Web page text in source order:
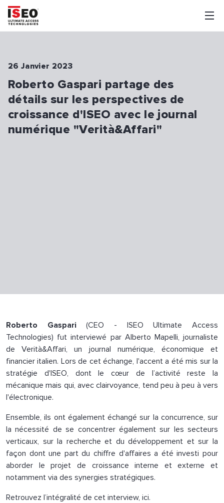
26 Janvier 2023
Roberto Gaspari partage des
détails sur les perspectives de
croissance d'ISEO avec le journal
numérique "Verità&Affari"
Roberto Gaspari(CEO - ISEO Ultimate Access
Technologies) fut interviewé par Alberto Mapelli, journaliste
de Verità&Affari, un journal numérique, économique et
financier italien. Lors de cet échange, l'accent a été mis sur la
stratégie d'ISEO, dont le cœur de l’activité reste la
mécanique mais qui, avec clairvoyance, tend peu à peu à vers
l'électronique.
Ensemble, ils ont également échangé sur la concurrence, sur
la nécessité de se concentrer également sur les secteurs
verticaux, sur la recherche et du développement et sur la
façon dont une part du chiffre d'affaires a été investi pour
aborder le projet de croissance interne et externe et
notamment via des synergies stratégiques.
Retrouvez l’intégralité de cet interview, ici.